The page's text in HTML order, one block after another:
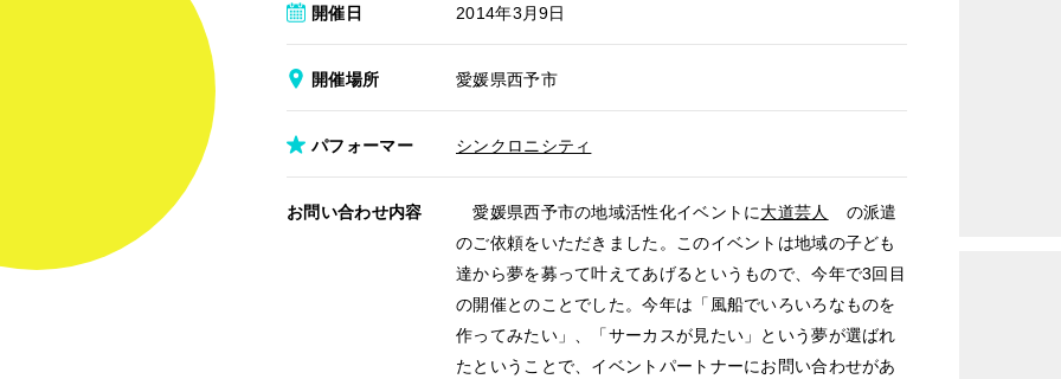
開催日 2014年3月9日
開催場所 愛媛県西予市
パフォーマー シンクロニシティ
お問い合わせ内容 愛媛県西予市の地域活性化イベントに大道芸人
の派遣
のご依頼をいただきました。このイベントは地域の子ども
達から夢を募って叶えてあげるというもので、今年で3回目
の開催とのことでした。今年は「風船でいろいろなものを
作ってみたい」、「サーカスが見たい」という夢が選ばれ
たということで、イベントパートナーにお問い合わせがあ